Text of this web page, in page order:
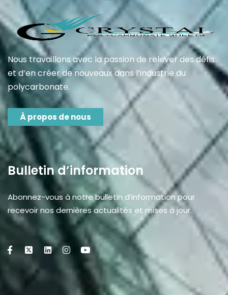
Nous travaillons avec la passion de relever des défis
et d’en créer de nouveaux dans l’industrie du
polycarbonate.
À propos de nous
Bulletin d’information
Abonnez-vous à notre bulletin d’information pour
recevoir nos dernières actualités et mises à jour.